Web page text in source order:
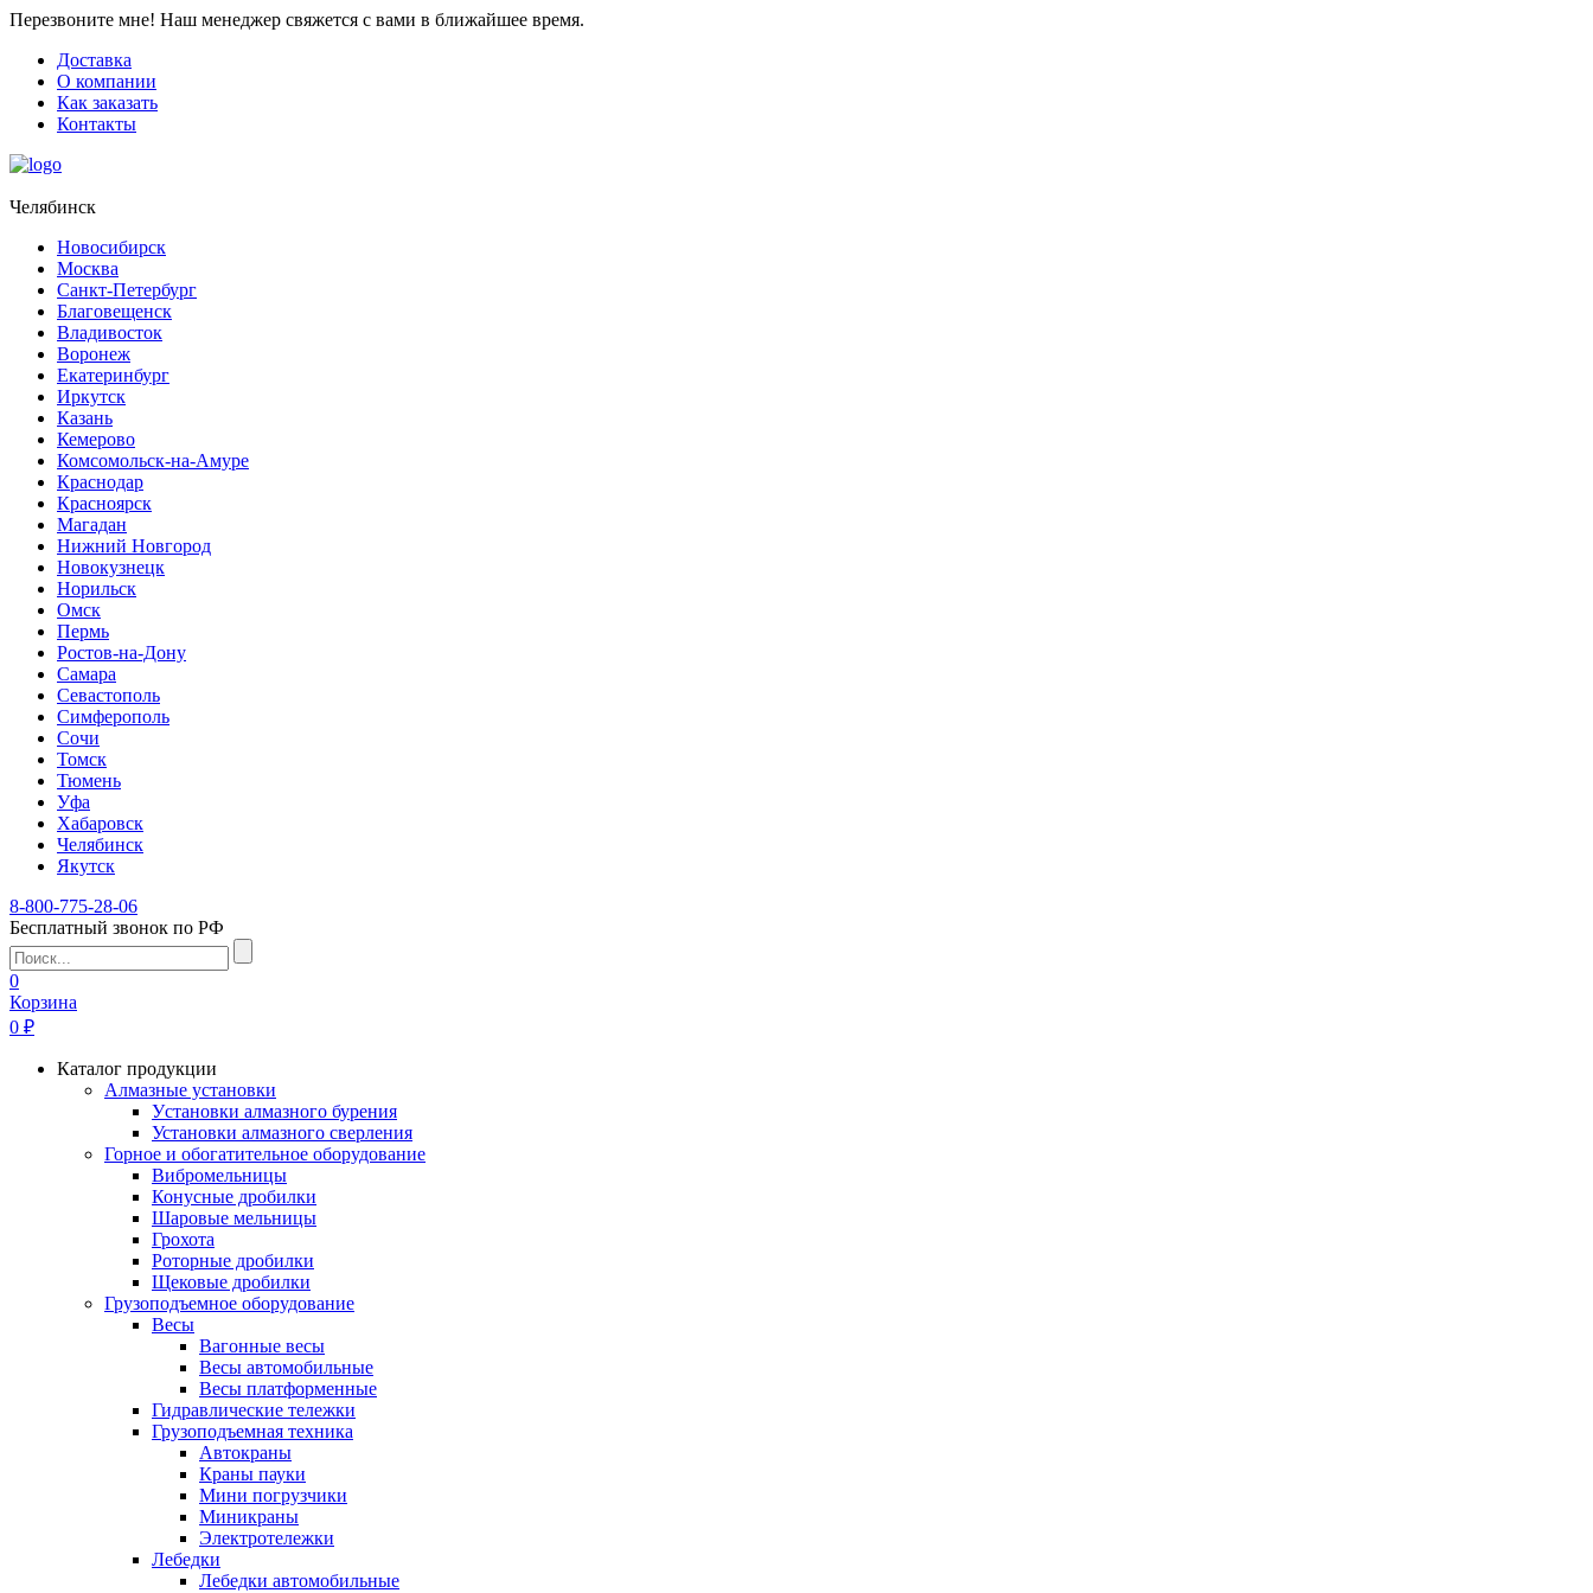
Перезвоните мне! Наш менеджер свяжется с вами в ближайшее время.
Доставка
О компании
Как заказать
Контакты
Челябинск
Новосибирск
Москва
Санкт-Петербург
Благовещенск
Владивосток
Воронеж
Екатеринбург
Иркутск
Казань
Кемерово
Комсомольск-на-Амуре
Краснодар
Красноярск
Магадан
Нижний Новгород
Новокузнецк
Норильск
Омск
Пермь
Ростов-на-Дону
Самара
Севастополь
Симферополь
Сочи
Томск
Тюмень
Уфа
Хабаровск
Челябинск
Якутск
8-800-775-28-06
Бесплатный звонок по РФ
0
Корзина
0 ₽
Каталог продукции
Алмазные установки
Уcтановки алмазного бурения
Установки алмазного сверления
Горное и обогатительное оборудование
Вибромельницы
Конусные дробилки
Шаровые мельницы
Грохота
Роторные дробилки
Щековые дробилки
Грузоподъемное оборудование
Весы
Вагонные весы
Весы автомобильные
Весы платформенные
Гидравлические тележки
Грузоподъемная техника
Автокраны
Краны пауки
Мини погрузчики
Миникраны
Электротележки
Лебедки
Лебедки автомобильные